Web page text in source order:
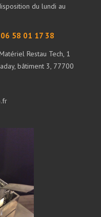
du lundi au
58 01 17 38
Restau Tech, 1
bâtiment 3, 77700